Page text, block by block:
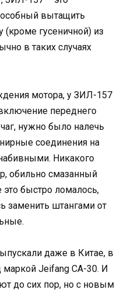
вытащить
(кроме гусеничной) из
в таких случаях
мотора, у ЗИЛ-157
переднего
нужно было налечь
соединения на
Никакого
обильно смазанный
это быстро ломалось,
заменить штангами от
даже в Китае, в
маркой Jeifang CA-30. И
до сих пор, но с новым